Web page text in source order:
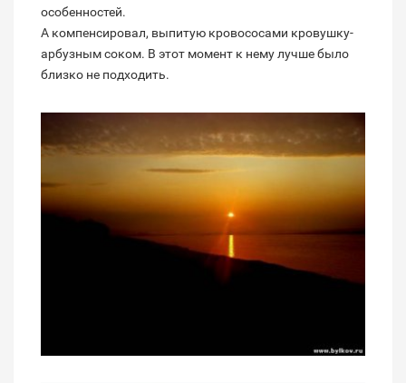
особенностей.
А компенсировал, выпитую кровососами кровушку-
арбузным соком. В этот момент к нему лучше было
близко не подходить.